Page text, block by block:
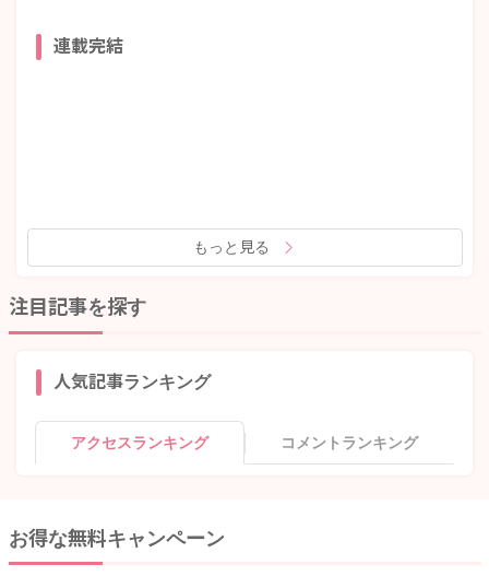
連載完結
もっと見る
注目記事を探す
人気記事ランキング
アクセスランキング コメントランキング
お得な無料キャンペーン